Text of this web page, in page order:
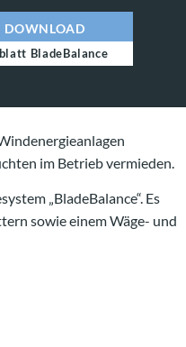
DOWNLOAD
BladeBalance
im Betrieb vermieden.
„BladeBalance“. Es
sowie einem Wäge- und